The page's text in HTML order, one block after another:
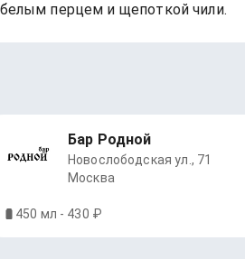
перцем и щепоткой чили.
Бар Родной
Новослободская ул., 71
Москва
450 мл - 430 ₽